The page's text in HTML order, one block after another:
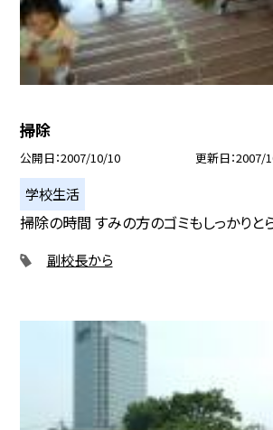
掃除
公開日 2007/10/10 更新日 2007/
学校生活
掃除の時間 すみの方のゴミもしっかりとら
副校長から